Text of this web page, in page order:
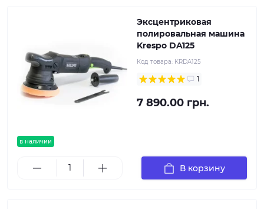
в наличии
Эксцентриковая
полировальная машина
Krespo DA125
Код товара: KRDA125
1
7 890.00 грн.
В корзину